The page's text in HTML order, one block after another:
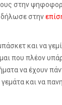
στην
δήλωσε στην
και να
που πλέον
να έχουν
και να